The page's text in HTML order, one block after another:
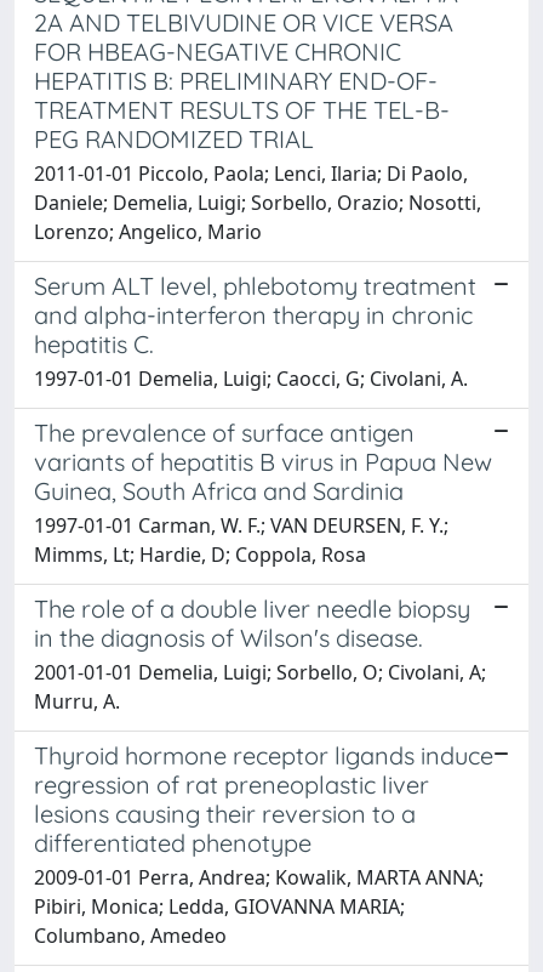
2A AND TELBIVUDINE OR VICE VERSA
FOR HBEAG-NEGATIVE CHRONIC
HEPATITIS B: PRELIMINARY END-OF-
TREATMENT RESULTS OF THE TEL-B-
PEG RANDOMIZED TRIAL
2011-01-01 Piccolo, Paola; Lenci, Ilaria; Di Paolo,
Daniele; Demelia, Luigi; Sorbello, Orazio; Nosotti,
Lorenzo; Angelico, Mario
Serum ALT level, phlebotomy treatment
and alpha-interferon therapy in chronic
hepatitis C.
1997-01-01 Demelia, Luigi; Caocci, G; Civolani, A.
The prevalence of surface antigen
variants of hepatitis B virus in Papua New
Guinea, South Africa and Sardinia
1997-01-01 Carman, W. F.; VAN DEURSEN, F. Y.;
Mimms, Lt; Hardie, D; Coppola, Rosa
The role of a double liver needle biopsy
in the diagnosis of Wilson's disease.
2001-01-01 Demelia, Luigi; Sorbello, O; Civolani, A;
Murru, A.
Thyroid hormone receptor ligands induce
regression of rat preneoplastic liver
lesions causing their reversion to a
differentiated phenotype
2009-01-01 Perra, Andrea; Kowalik, MARTA ANNA;
Pibiri, Monica; Ledda, GIOVANNA MARIA;
Columbano, Amedeo